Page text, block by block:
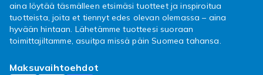
aina löytää täsmälleen etsimäsi tuotteet ja inspiroitua
tuotteista, joita et tiennyt edes olevan olemassa – aina
hyvään hintaan. Lähetämme tuotteesi suoraan
toimittajiltamme, asuitpa missä päin Suomea tahansa.
Maksuvaihtoehdot